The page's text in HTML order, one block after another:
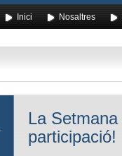
Inici Nosaltres
La
participació!